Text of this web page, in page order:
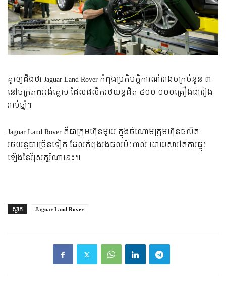
គួរឲ្យដឹងថា Jaguar Land Rover កំពុងប្រតិបត្តិការណ៍រោងចក្រចំនួន ៣
នៅចក្រភពអង់គ្លេស ដែលផលិតរថយន្តជិត ៤០០ ០០០គ្រឿងជារៀង
រាល់ឆ្នាំ។
Jaguar Land Rover គឺជាក្រុមហ៊ុនមួយ ក្នុងចំណោមក្រុមហ៊ុនផលិត
រថយន្តជាច្រើនទៀត ដែលកំពុងរងផលប៉ះពាល់ ដោយសារតែការផ្ទុះ
ឡើងនៃវីរុសកូរ៉ូណានេះ៕
ស្លាក Jaguar Land Rover